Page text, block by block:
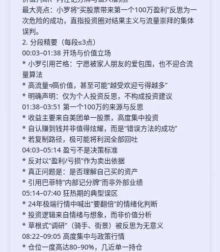
最大亮点：小罗将“买股票带来第一个100万盈利”反思为一
次危险的成功，直指投资圈对结果主义与流量崇拜的集体
误判。
2. 分段精要（每段≤3点）
00:03–01:38 开场与价值立场
* 小罗引用芒格：宁愿被家人朋友的爱包围，也不迎合流
量算法
* 高流量≠高价值，甚至可能“越受欢迎亏得越多”
* 明确声明：仅为个人投资反思，不构成投资建议
01:38–03:51 第一个100万的来源与反思
* 收益主要来自美团单一股票，高度集中投资
* 自认赚到钱并非值得炫耀，而是“错误方法的成功”
* 若复制路径，极可能将利润全部回吐
04:03–05:14 盈亏不是决策标准
* 反对以“盈利/亏损”作为卖出依据
* 真正问题是：是否理解自己买的资产
* 引用巴菲特“内部记分牌”而非外部业绩
05:14–07:40 狂热期的典型误区
* 24年极端行情中喊出“要翻倍”的情绪化判断
* 投资逻辑来自情绪与想象，而非价值分析
* 草根式“调研”（骑手、街景）被反思为无意义
08:22–09:05 高度集中与政策行情
* 仓位一度高达80–90%，几近单一持仓